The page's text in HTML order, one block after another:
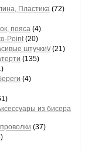
Пластика (72)
пояса (4)
Point(20)
штучки\/(21)
(135)
(4)
из бисера
(37)